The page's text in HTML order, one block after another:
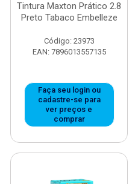
Tintura Maxton Prático 2.8
Preto Tabaco Embelleze
Código: 23973
EAN: 7896013557135
Faça seu login ou
cadastre-se para
ver preços e
comprar